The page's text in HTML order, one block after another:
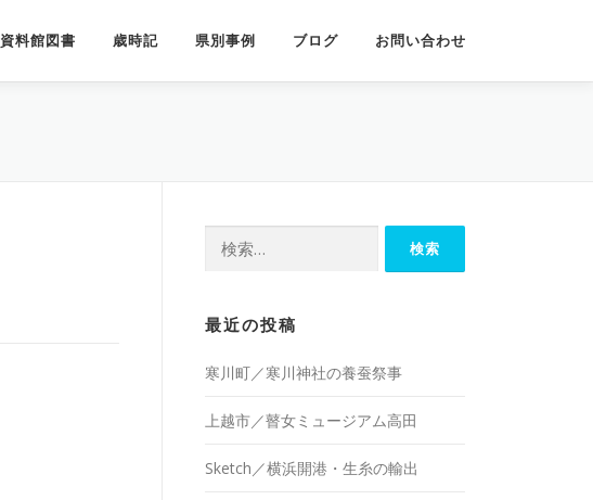
資料館図書 歳時記 県別事例 ブログ お問い合わせ
最近の投稿
寒川町／寒川神社の養蚕祭事
上越市／瞽女ミュージアム高田
Sketch／横浜開港・生糸の輸出